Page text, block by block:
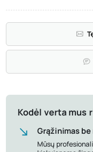
Kodėl verta mus
Grąžinimas
Mūsų